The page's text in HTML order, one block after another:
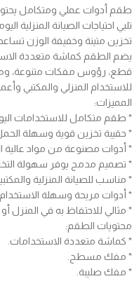
طقم أدوات عملي ومتكامل
تلبي احتياجات الصيانة المنزلية
تخزين متينة وخفيفة الوزن
يضم الطقم كماشة متعددة
قطع، رؤوس مفكات متنوعة،
للاستخدام المنزلي والمكتبي
المميزات:
* طقم متكامل للاستخدامات
* حقيبة تخزين قوية وسهلة
* أدوات مصنوعة من مواد عالية
* تصميم مدمج يوفر سهولة
* مناسب للصيانة المنزلية
* أدوات مريحة وسهلة الاستخدام.
* مثالي للاحتفاظ به في المنزل أو
محتويات الطقم:
* كماشة متعددة الاستخدامات.
* مفك مسطح.
* مفك صليبة.